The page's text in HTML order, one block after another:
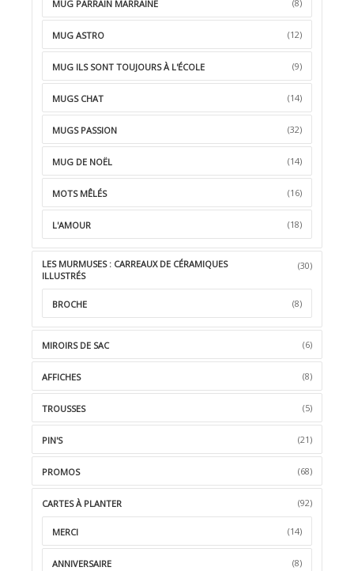
MUG PARRAIN MARRAINE (8)
MUG ASTRO (12)
MUG ILS SONT TOUJOURS À L'ÉCOLE (9)
MUGS CHAT (14)
MUGS PASSION (32)
MUG DE NOËL (14)
MOTS MÊLÉS (16)
L'AMOUR (18)
LES MURMUSES : CARREAUX DE CÉRAMIQUES
ILLUSTRÉS
(30)
BROCHE (8)
MIROIRS DE SAC (6)
AFFICHES (8)
TROUSSES (5)
PIN'S (21)
PROMOS (68)
CARTES À PLANTER (92)
MERCI (14)
ANNIVERSAIRE (8)